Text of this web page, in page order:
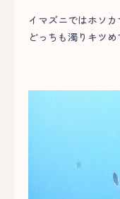
イマズニではホソ
どっちも濁りキツ